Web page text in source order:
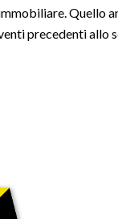
Quello
precedenti allo